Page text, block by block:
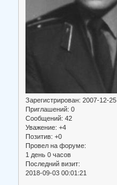
Зарегистрирован: 2007-12-25
Приглашений: 0
Сообщений: 42
Уважение: +4
Позитив: +0
Провел на форуме:
1 день 0 часов
Последний визит:
2018-09-03 00:01:21